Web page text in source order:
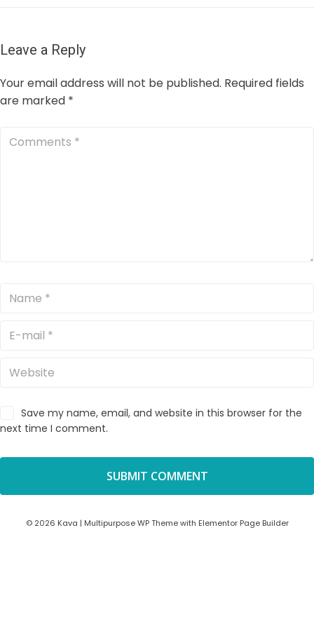
Leave a Reply
Your email address will not be published. Required fields
are marked *
Save my name, email, and website in this browser for the
next time I comment.
© 2026 Kava | Multipurpose WP Theme with Elementor Page Builder